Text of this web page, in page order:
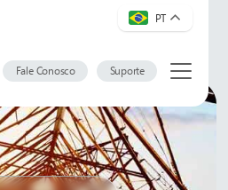
PT
Fale Conosco Suporte